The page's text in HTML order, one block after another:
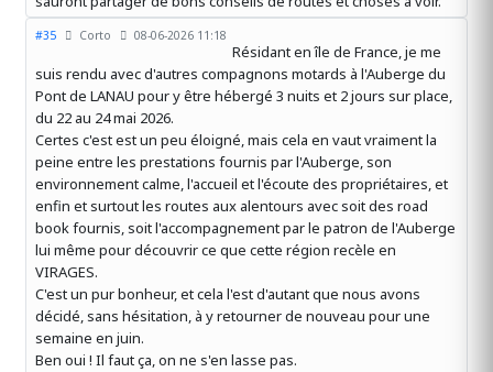
#35 Corto 08-06-2026 11:18
Résidant en île de France, je me
suis rendu avec d'autres compagnons motards à l'Auberge du
Pont de LANAU pour y être hébergé 3 nuits et 2 jours sur place,
du 22 au 24 mai 2026.
Certes c'est est un peu éloigné, mais cela en vaut vraiment la
peine entre les prestations fournis par l'Auberge, son
environnement calme, l'accueil et l'écoute des propriétaires, et
enfin et surtout les routes aux alentours avec soit des road
book fournis, soit l'accompagnement par le patron de l'Auberge
lui même pour découvrir ce que cette région recèle en
VIRAGES.
C'est un pur bonheur, et cela l'est d'autant que nous avons
décidé, sans hésitation, à y retourner de nouveau pour une
semaine en juin.
Ben oui ! Il faut ça, on ne s'en lasse pas.